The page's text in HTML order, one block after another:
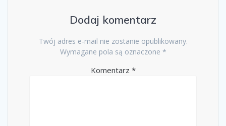
Dodaj komentarz
Twój adres e-mail nie zostanie opublikowany.
Wymagane pola są oznaczone *
Komentarz *